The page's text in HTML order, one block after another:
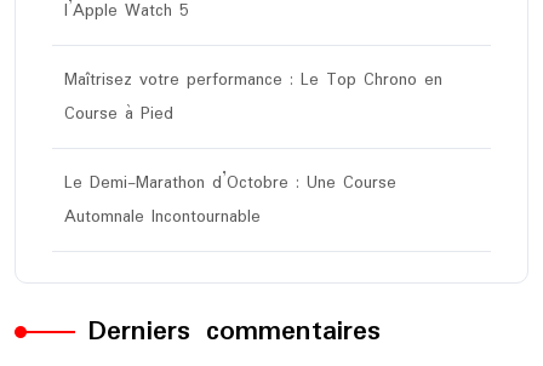
l’Apple Watch 5
Maîtrisez votre performance : Le Top Chrono en
Course à Pied
Le Demi-Marathon d’Octobre : Une Course
Automnale Incontournable
Derniers commentaires